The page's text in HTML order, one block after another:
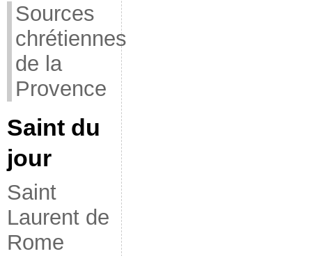
Sources
chrétiennes
de la
Provence
Saint du
jour
Saint
Laurent de
Rome